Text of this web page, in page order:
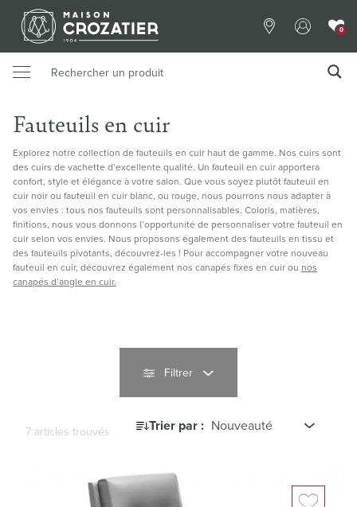
0
Fauteuils en cuir
Explorez notre collection de fauteuils en cuir haut de gamme. Nos cuirs sont
des cuirs de vachette d’excellente qualité. Un fauteuil en cuir apportera
confort, style et élégance à votre salon. Que vous soyez plutôt fauteuil en
cuir noir ou fauteuil en cuir blanc, ou rouge, nous pourrons nous adapter à
vos envies : tous nos fauteuils sont personnalisables. Coloris, matières,
finitions, nous vous donnons l’opportunité de personnaliser votre fauteuil en
cuir selon vos envies. Nous proposons également des fauteuils en tissu et
des fauteuils pivotants, découvrez-les ! Pour accompagner votre nouveau
fauteuil en cuir, découvrez également nos canapés fixes en cuir ou nos
canapés d’angle en cuir.
Filtrer
7 articles trouvés Trier par :